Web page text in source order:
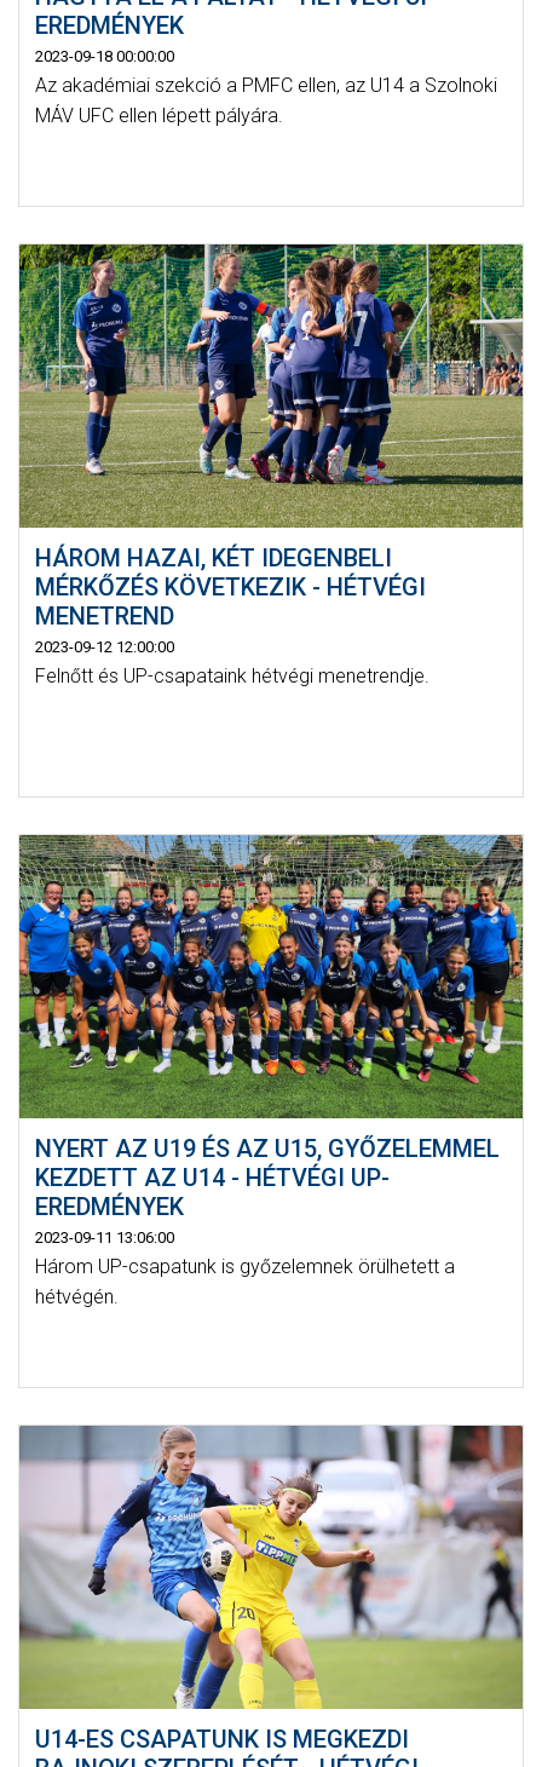
EREDMÉNYEK
2023-09-18 00:00:00
Az akadémiai szekció a PMFC ellen, az U14 a Szolnoki
MÁV UFC ellen lépett pályára.
HÁROM HAZAI, KÉT IDEGENBELI
MÉRKŐZÉS KÖVETKEZIK - HÉTVÉGI
MENETREND
2023-09-12 12:00:00
Felnőtt és UP-csapataink hétvégi menetrendje.
NYERT AZ U19 ÉS AZ U15, GYŐZELEMMEL
KEZDETT AZ U14 - HÉTVÉGI UP-
EREDMÉNYEK
2023-09-11 13:06:00
Három UP-csapatunk is győzelemnek örülhetett a
hétvégén.
U14-ES CSAPATUNK IS MEGKEZDI